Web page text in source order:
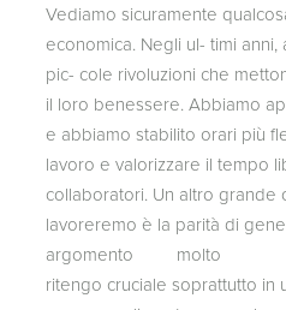
Vediamo sicuramente
economica. Negli ul- timi
pic- cole rivoluzioni che
il loro benessere. Abbiamo
e abbiamo stabilito orari più
lavoro e valorizzare il tempo
collaboratori. Un altro grande
lavoreremo è la parità di
argomento molto ‘alla
ritengo cruciale soprattutto in